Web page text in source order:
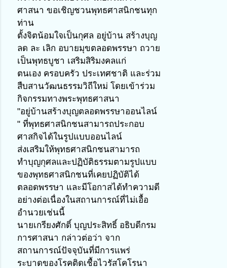
ศาสนา ขอเชิญชวนพุทธศาสนิกชนทุก
ท่าน
ตั้งจิตน้อมใจเป็นกุศล อยู่บ้าน สร้างบุญ
ลด ละ เลิก อบายมุขตลอดพรรษา ถวาย
เป็นพุทธบูชา เสริมสิริมงคลแก่
ตนเอง ครอบครัว ประเทศชาติ และร่วม
สืบสานวัฒนธรรมวิถีใหม่ โดยเข้าร่วม
กิจกรรมทางพระพุทธศาสนา
"อยู่บ้านสร้างบุญตลอดพรรษาออนไลน์
" ที่พุทธศาสนิกชนสามารถประกอบ
ศาสกิจได้ในรูปแบบออนไลน์
ส่งเสริมให้พุทธศาสนิกชนสามารถ
ทำบุญกุศลและปฏิบัติธรรมตามรูปแบบ
ของพุทธศาสนิกชนที่เคยปฏิบัติได้
ตลอดพรรษา และมีโอกาสได้ทำความดี
อย่างต่อเนื่องในสถานการณ์ที่ไม่เอื้อ
อำนวยเช่นนี้
นายเกรียงศักดิ์ บุญประสิทธิ์ อธิบดีกรม
การศาสนา กล่าวต่อว่า จาก
สถานการณ์ปัจจุบันที่มีการแพร่
ระบาดของโรคติดเชื้อไวรัสโคโรนา